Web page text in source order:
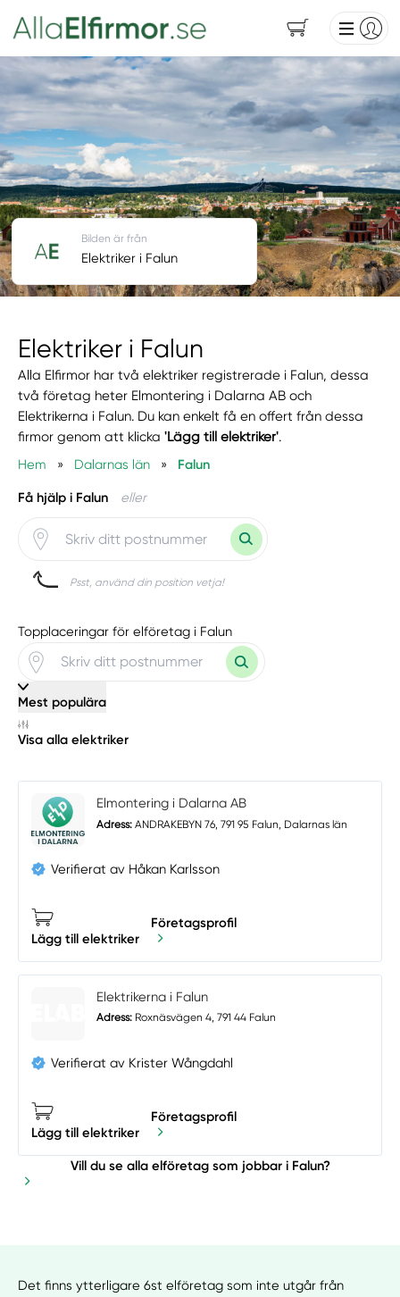
Elektriker i Falun
Alla Elfirmor har två elektriker registrerade i Falun, dessa
två företag heter Elmontering i Dalarna AB och
Elektrikerna i Falun. Du kan enkelt få en offert från dessa
firmor genom att klicka'Lägg till elektriker'.
Hem
» Dalarnas län » Falun
Få hjälp i Falun eller
Psst, använd din position vetja!
Bilden är från
Elektriker i Falun
Topplaceringar för elföretag i Falun
Mest populära
Visa alla elektriker
Elmontering i Dalarna AB
Adress: ANDRAKEBYN 76, 791 95 Falun, Dalarnas län
Verifierat av Håkan Karlsson
Lägg till elektriker
Företagsprofil
Elektrikerna i Falun
Adress: Roxnäsvägen 4, 791 44 Falun
Verifierat av Krister Wångdahl
Lägg till elektriker
Företagsprofil
Vill du se alla elföretag som jobbar i Falun?
Det finns ytterligare 6st elföretag som inte utgår från